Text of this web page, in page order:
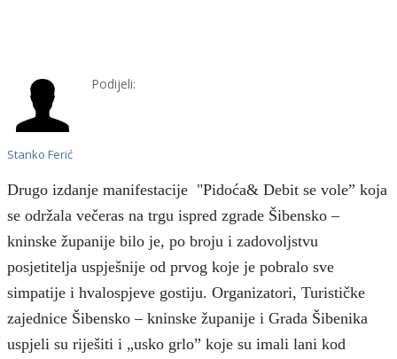
Stanko Ferić
Podijeli:
Drugo izdanje manifestacije "Pidoća& Debit se vole” koja
se održala večeras na trgu ispred zgrade Šibensko –
kninske županije bilo je, po broju i zadovoljstvu
posjetitelja uspješnije od prvog koje je pobralo sve
simpatije i hvalospjeve gostiju. Organizatori, Turističke
zajednice Šibensko – kninske županije i Grada Šibenika
uspjeli su riješiti i „usko grlo” koje su imali lani kod